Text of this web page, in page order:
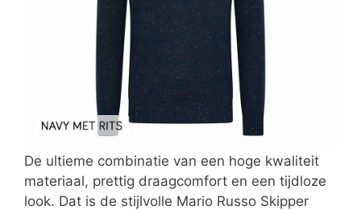
De ultieme combinatie van een hoge kwaliteit
materiaal, prettig draagcomfort en een tijdloze
look. Dat is de stijlvolle Mario Russo Skipper